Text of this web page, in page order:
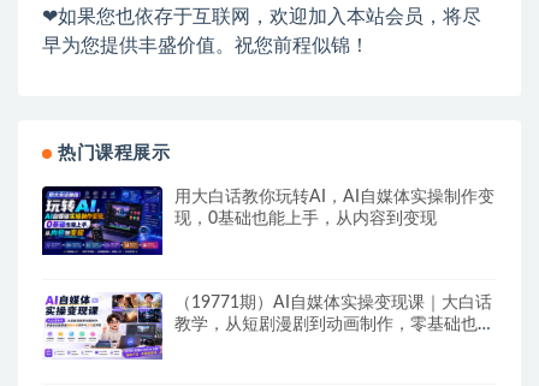
❤如果您也依存于互联网，欢迎加入本站会员，将尽
早为您提供丰盛价值。祝您前程似锦！
热门课程展示
用大白话教你玩转AI，AI自媒体实操制作变
现，0基础也能上手，从内容到变现
（19771期）AI自媒体实操变现课｜大白话
教学，从短剧漫剧到动画制作，零基础也能